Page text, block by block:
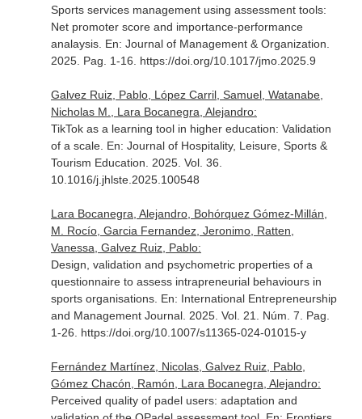
Sports services management using assessment tools:
Net promoter score and importance-performance
analaysis. En: Journal of Management & Organization
2025. Pag. 1-16. https://doi.org/10.1017/jmo.2025.9
Galvez Ruiz, Pablo, López Carril, Samuel, Watanabe,
Nicholas M., Lara Bocanegra, Alejandro:
TikTok as a learning tool in higher education: Validation
of a scale. En: Journal of Hospitality, Leisure, Sports &
Tourism Education . 2025. Vol. 36.
10.1016/j.jhlste.2025.100548
Lara Bocanegra, Alejandro, Bohórquez Gómez-Millán,
M. Rocío, Garcia Fernandez, Jeronimo, Ratten,
Vanessa, Galvez Ruiz, Pablo:
Design, validation and psychometric properties of a
questionnaire to assess intrapreneurial behaviours in
sports organisations. En: International Entrepreneurship
and Management Journal. 2025. Vol. 21. Núm. 7. Pag.
1-26. https://doi.org/10.1007/s11365-024-01015-y
Fernández Martínez, Nicolas, Galvez Ruiz, Pablo,
Gómez Chacón, Ramón, Lara Bocanegra, Alejandro:
Perceived quality of padel users: adaptation and